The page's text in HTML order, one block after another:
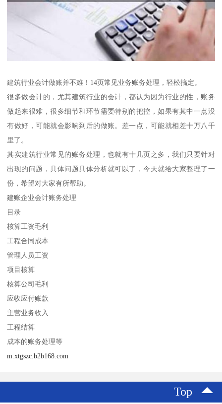
建筑行业会计做账并不难！14页常见业务账务处理，轻松搞定。
很多做会计的，尤其建筑行业的会计，都认为因为行业的性，账务
做起来很难，很多细节和环节需要特别的把控，如果有其中一点没
有做好，可能就会影响到后的做账。差一点，可能就相差十万八千
里了。
其实建筑行业常见的账务处理，也就有十几页之多，我们只要针对
出现的问题，具体问题具体分析就可以了，今天就给大家整理了一
份，希望对大家有所帮助。
建账企业会计账务处理
目录
核算工资毛利
工程合同成本
管理人员工资
项目核算
核算公司毛利
应收应付账款
主营业务收入
工程结算
成本的账务处理等
m.xtgszc.b2b168.com
Top